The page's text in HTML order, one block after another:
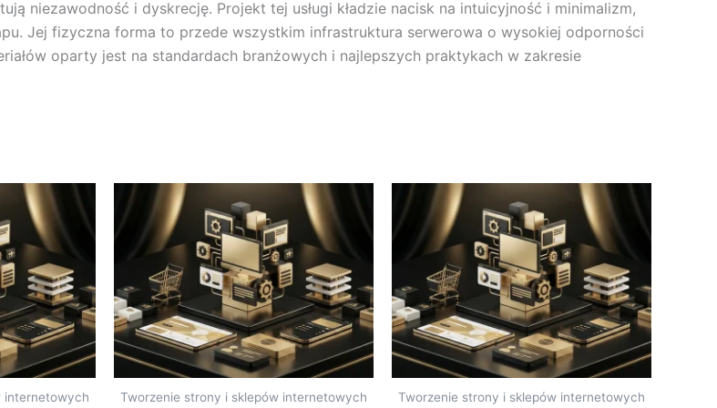
niezawodność i dyskrecję. Projekt tej usługi kładzie nacisk na intuicyjność i minimalizm,
Jej fizyczna forma to przede wszystkim infrastruktura serwerowa o wysokiej odporności
oparty jest na standardach branżowych i najlepszych praktykach w zakresie
internetowych
Tworzenie strony i sklepów internetowych
Tworzenie strony i sklepów internetowych